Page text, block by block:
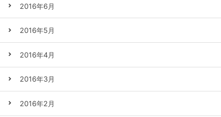
2016年6月
2016年5月
2016年4月
2016年3月
2016年2月